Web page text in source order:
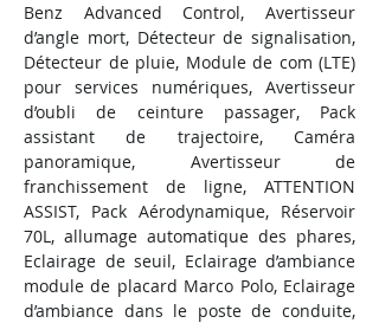
Benz Advanced Control, Avertisseur
d’angle mort, Détecteur de signalisation,
Détecteur de pluie, Module de com (LTE)
pour services numériques, Avertisseur
d’oubli de ceinture passager, Pack
assistant de trajectoire, Caméra
panoramique, Avertisseur de
franchissement de ligne, ATTENTION
ASSIST, Pack Aérodynamique, Réservoir
70L, allumage automatique des phares,
Eclairage de seuil, Eclairage d’ambiance
module de placard Marco Polo, Eclairage
d’ambiance dans le poste de conduite,